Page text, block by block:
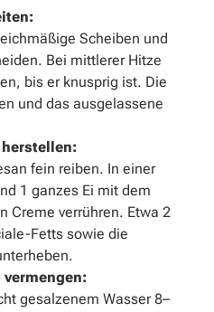
Scheiben und
Bei mittlerer Hitze
bis er knusprig ist. Die
und das ausgelassene
herstellen:
fein reiben. In einer
1 ganzes Ei mit dem
Creme verrühren. Etwa 2
Fetts sowie die
gesalzenem Wasser 8–